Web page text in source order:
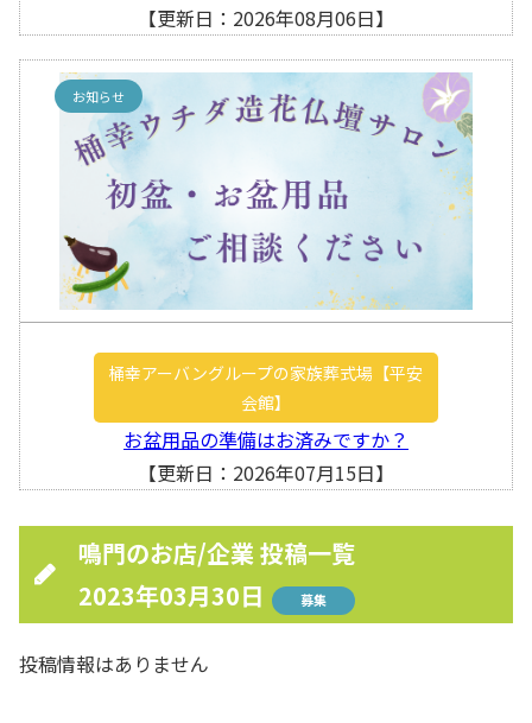
【更新日：2026年08月06日】
お知らせ
桶幸アーバングループの家族葬式場【平安
会館】
お盆用品の準備はお済みですか？
【更新日：2026年07月15日】
鳴門のお店/企業 投稿一覧
2023年03月30日
募集
投稿情報はありません